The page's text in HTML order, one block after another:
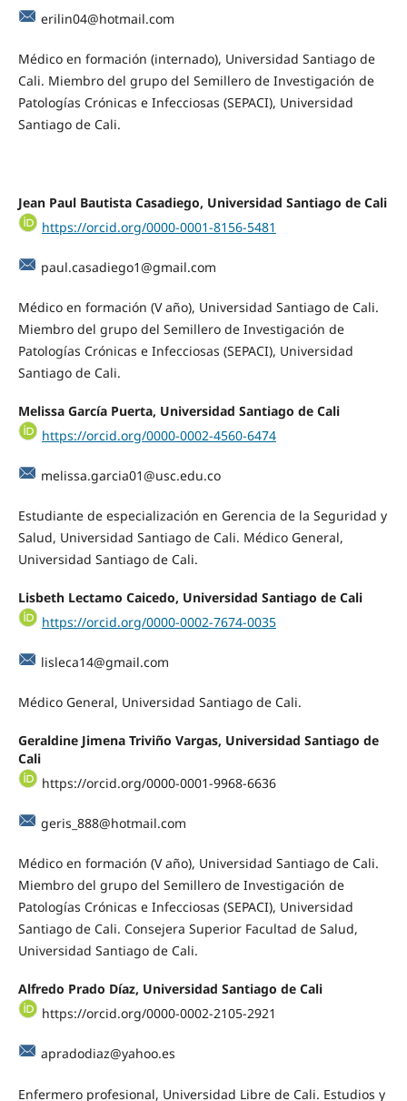
erilin04@hotmail.com
Médico en formación (internado), Universidad Santiago de
Cali. Miembro del grupo del Semillero de Investigación de
Patologías Crónicas e Infecciosas (SEPACI), Universidad
Santiago de Cali.
Jean Paul Bautista Casadiego, Universidad Santiago de Cali
https://orcid.org/0000-0001-8156-5481
paul.casadiego1@gmail.com
Médico en formación (V año), Universidad Santiago de Cali.
Miembro del grupo del Semillero de Investigación de
Patologías Crónicas e Infecciosas (SEPACI), Universidad
Santiago de Cali.
Melissa García Puerta, Universidad Santiago de Cali
https://orcid.org/0000-0002-4560-6474
melissa.garcia01@usc.edu.co
Estudiante de especialización en Gerencia de la Seguridad y
Salud, Universidad Santiago de Cali. Médico General,
Universidad Santiago de Cali.
Lisbeth Lectamo Caicedo, Universidad Santiago de Cali
https://orcid.org/0000-0002-7674-0035
lisleca14@gmail.com
Médico General, Universidad Santiago de Cali.
Geraldine Jimena Triviño Vargas, Universidad Santiago de
Cali
https://orcid.org/0000-0001-9968-6636
geris_888@hotmail.com
Médico en formación (V año), Universidad Santiago de Cali.
Miembro del grupo del Semillero de Investigación de
Patologías Crónicas e Infecciosas (SEPACI), Universidad
Santiago de Cali. Consejera Superior Facultad de Salud,
Universidad Santiago de Cali.
Alfredo Prado Díaz, Universidad Santiago de Cali
https://orcid.org/0000-0002-2105-2921
apradodiaz@yahoo.es
Enfermero profesional, Universidad Libre de Cali. Estudios y